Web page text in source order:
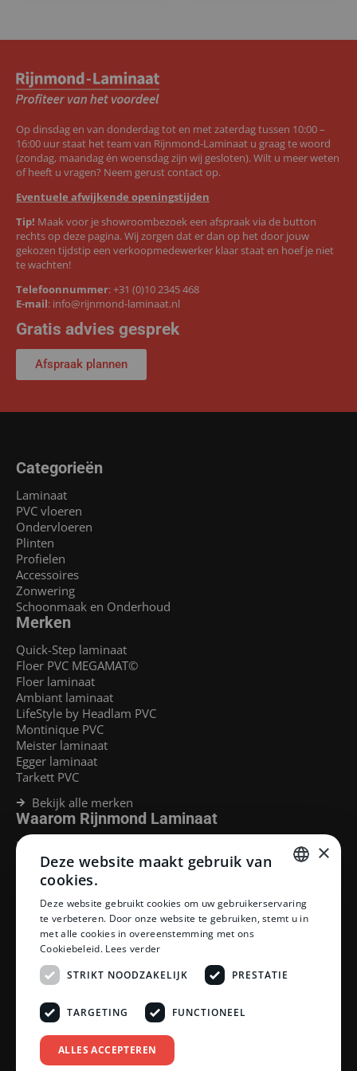
Op dinsdag en van donderdag tot en met zaterdag tussen 10:00 –
16:00 uur staat het team van Rijnmond-Laminaat u graag te woord
(zondag, maandag én woensdag zijn wij gesloten). Wilt u meer weten
of heeft u vragen? Neem gerust contact op.
Eventuele afwijkende openingstijden
Tip! Maak voor je showroombezoek een afspraak via de button
rechts op deze pagina. Wij zorgen dat er dan op het door jouw
gekozen tijdstip een verkoopmedewerker klaar staat en hoef je niet
te wachten!
Telefoonnummer:+31 (0)10 2345 468
E-mail: info@rijnmond-laminaat.nl
Gratis advies gesprek
Afspraak plannen
Categorieën
Laminaat
PVC vloeren
Ondervloeren
Plinten
Profielen
Accessoires
Zonwering
Schoonmaak en Onderhoud
Merken
Quick-Step laminaat
Floer PVC MEGAMAT©
Floer laminaat
Ambiant laminaat
LifeStyle by Headlam PVC
Montinique PVC
Meister laminaat
Egger laminaat
Tarkett PVC
Bekijk alle merken
Waarom Rijnmond Laminaat
Legservice
Laminaat Capelle aan den Ijssel
Laminaat voor vloerverwarming
Klantenservice
Betaalmethoden
Openingstijden showroom
Afhalen en bezorgen
Retourprocedure
Veelgestelde vragen
Legservice
Neem contact op
Reviewpolicy
Privacy policy
DUTCH
×
Deze website maakt gebruik van
cookies.
Deze website gebruikt cookies om uw gebruikerservaring
te verbeteren. Door onze website te gebruiken, stemt u in
met alle cookies in overeenstemming met ons
Cookiebeleid. Lees verder
STRIKT NOODZAKELIJK
PRESTATIE
TARGETING FUNCTIONEEL
ALLES ACCEPTEREN